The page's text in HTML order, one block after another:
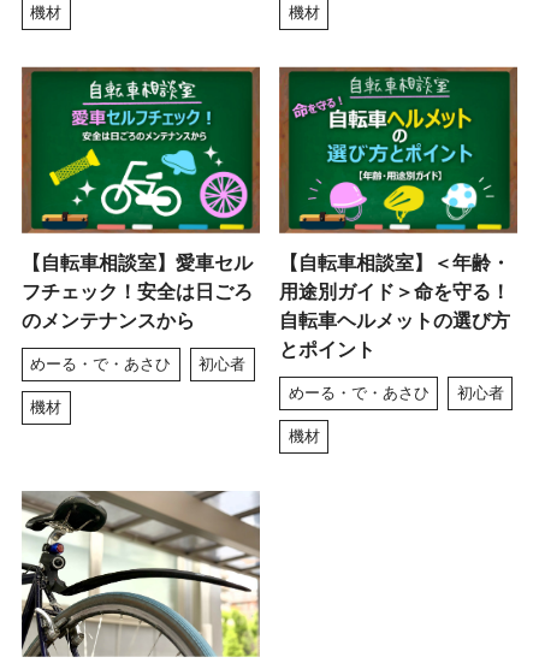
機材 機材
【自転車相談室】愛車セル
フチェック！安全は日ごろ
のメンテナンスから
めーる・で・あさひ 初心者
機材
【自転車相談室】＜年齢・
用途別ガイド＞命を守る！
自転車ヘルメットの選び方
とポイント
めーる・で・あさひ 初心者
機材